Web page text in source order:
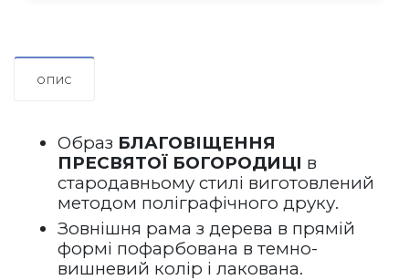
ОПИС
Образ БЛАГОВІЩЕННЯ
ПРЕСВЯТОЇ БОГОРОДИЦІ в
стародавньому стилі виготовлений
методом поліграфічного друку.
Зовнішня рама з дерева в прямій
формі пофарбована в темно-
вишневий колір і лакована.